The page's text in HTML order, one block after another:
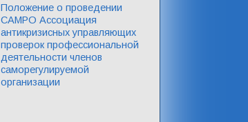
Положение о проведении
САМРО Ассоциация
антикризисных управляющих
проверок профессиональной
деятельности членов
саморегулируемой
организации